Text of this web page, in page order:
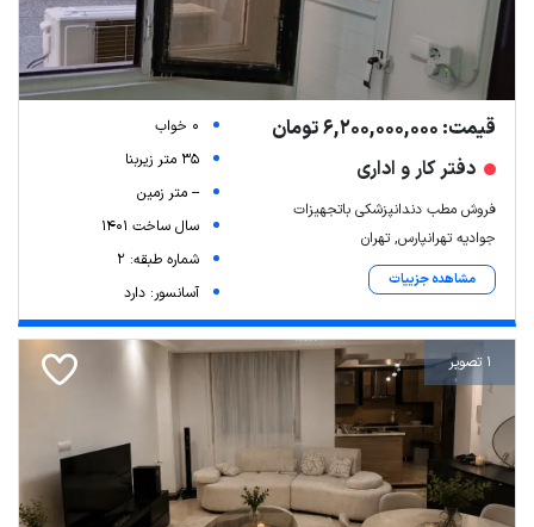
قیمت: 6,200,000,000 تومان
دفتر کار و اداری
فروش مطب دندانپزشکی باتجهیزات
جوادیه تهرانپارس, تهران
مشاهده جزییات
0 خواب
35 متر زیربنا
-- متر زمین
سال ساخت 1401
شماره طبقه: 2
آسانسور: دارد
1 تصویر